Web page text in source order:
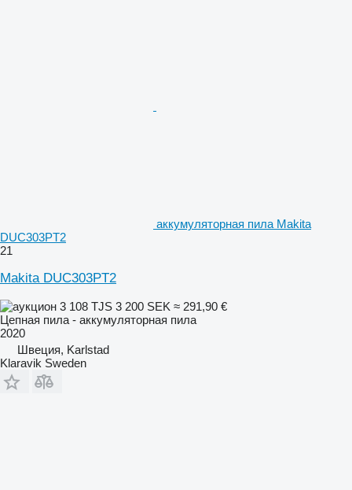
аккумуляторная пила Makita
DUC303PT2
21
Makita DUC303PT2
3 108 TJS 3 200 SEK ≈ 291,90 €
Цепная пила - аккумуляторная пила
2020
Швеция, Karlstad
Klaravik Sweden